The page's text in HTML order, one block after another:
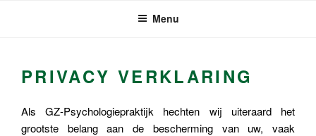
Menu
PRIVACY VERKLARING
Als GZ-Psychologiepraktijk hechten wij uiteraard het
grootste belang aan de bescherming van uw, vaak